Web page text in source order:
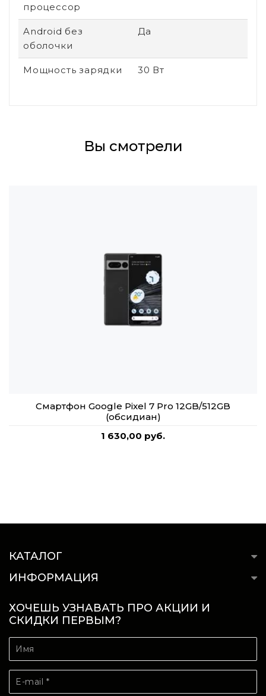
процессор
Android без
оболочки
Да
Мощность зарядки 30 Вт
Вы смотрели
Смартфон Google Pixel 7 Pro 12GB/512GB
(обсидиан)
1 630,00 руб.
КАТАЛОГ
ИНФОРМАЦИЯ
ХОЧЕШЬ УЗНАВАТЬ ПРО АКЦИИ И
СКИДКИ ПЕРВЫМ?